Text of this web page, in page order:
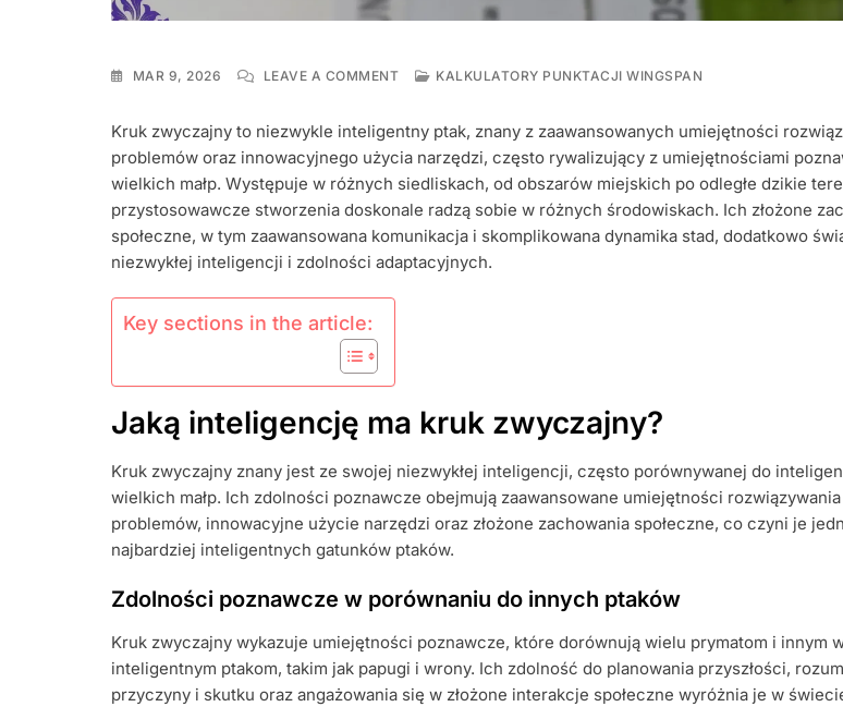
MAR 9, 2026 LEAVE A COMMENTON
INTELIGENCJA,
SIEDLISKO,
ZACHOWANIE
KALKULATORY PUNKTACJI WINGSPAN
Kruk zwyczajny to niezwykle inteligentny ptak, znany z zaawansowanych umiejętności
problemów oraz innowacyjnego użycia narzędzi, często rywalizujący z umiejętnościami
wielkich małp. Występuje w różnych siedliskach, od obszarów miejskich po odległe dzikie
przystosowawcze stworzenia doskonale radzą sobie w różnych środowiskach. Ich złożone
społeczne, w tym zaawansowana komunikacja i skomplikowana dynamika stad, dodatkowo
niezwykłej inteligencji i zdolności adaptacyjnych.
Key sections in the article:
Jaką inteligencję ma kruk zwyczajny?
Kruk zwyczajny znany jest ze swojej niezwykłej inteligencji, często porównywanej do
wielkich małp. Ich zdolności poznawcze obejmują zaawansowane umiejętności rozwiązywania
problemów, innowacyjne użycie narzędzi oraz złożone zachowania społeczne, co czyni je
najbardziej inteligentnych gatunków ptaków.
Zdolności poznawcze w porównaniu do innych ptaków
Kruk zwyczajny wykazuje umiejętności poznawcze, które dorównują wielu prymatom i innym
inteligentnym ptakom, takim jak papugi i wrony. Ich zdolność do planowania przyszłości,
przyczyny i skutku oraz angażowania się w złożone interakcje społeczne wyróżnia je w